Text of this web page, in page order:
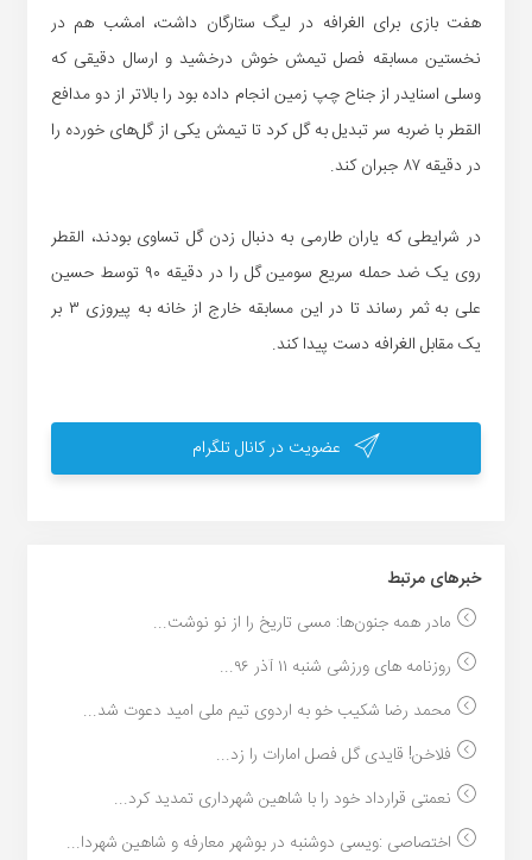
هفت بازی برای الغرافه در لیگ ستارگان داشت، امشب هم در
نخستین مسابقه فصل تیمش خوش درخشید و ارسال دقیقی که
وسلی اسنایدر از جناح چپ زمین انجام داده بود را بالاتر از دو مدافع
القطر با ضربه سر تبدیل به گل کرد تا تیمش یکی از گل‌های خورده را
در دقیقه ۸۷ جبران کند.
در شرایطی که یاران طارمی به دنبال زدن گل تساوی بودند، القطر
روی یک ضد حمله سریع سومین گل را در دقیقه ۹۰ توسط حسین
علی به ثمر رساند تا در این مسابقه خارج از خانه به پیروزی ۳ بر
یک مقابل الغرافه دست پیدا کند.
عضویت در کانال تلگرام
خبر‌های مرتبط
مادر همه جنون‌ها: مسی تاریخ را از نو نوشت...
روزنامه های ورزشی شنبه ۱۱ آذر ۹۶...
محمد رضا شکیب خو به اردوی تیم ملی امید دعوت شد...
فلاخن! قایدی گل فصل امارات را زد...
نعمتی قرارداد خود را با شاهین شهرداری تمدید کرد...
اختصاصی :ویسی دوشنبه در بوشهر معارفه و شاهین شهردا...